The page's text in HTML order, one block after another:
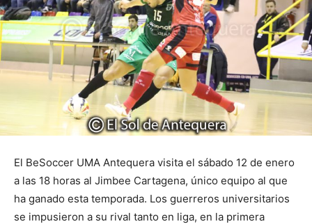
El BeSoccer UMA Antequera visita el sábado 12 de enero
a las 18 horas al Jimbee Cartagena, único equipo al que
ha ganado esta temporada. Los guerreros universitarios
se impusieron a su rival tanto en liga, en la primera